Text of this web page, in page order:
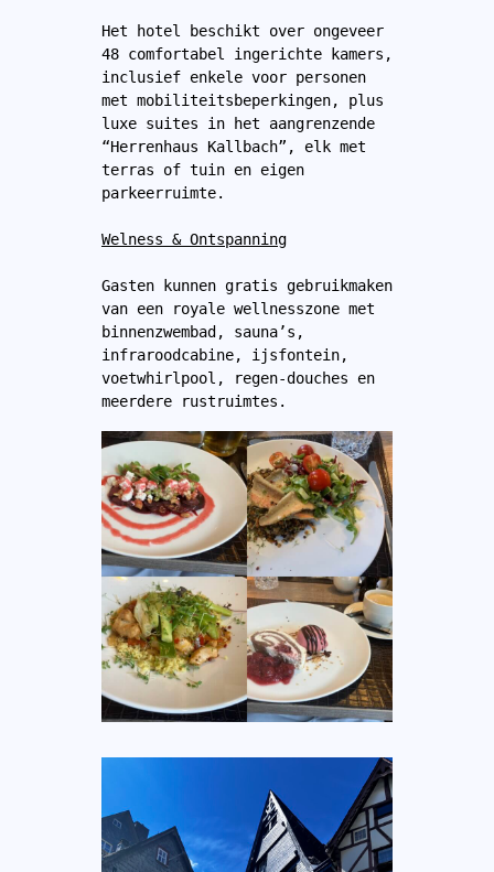
Het hotel beschikt over ongeveer
48 comfortabel ingerichte kamers,
inclusief enkele voor personen
met mobiliteitsbeperkingen, plus
luxe suites in het aangrenzende
“Herrenhaus Kallbach”, elk met
terras of tuin en eigen
parkeerruimte.
Welness & Ontspanning
Gasten kunnen gratis gebruikmaken
van een royale wellnesszone met
binnenzwembad, sauna’s,
infraroodcabine, ijsfontein,
voetwhirlpool, regen-douches en
meerdere rustruimtes.